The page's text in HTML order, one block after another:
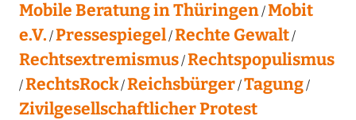
Mobile Beratung in Thüringen Mobit
e.V. Pressespiegel Rechte Gewalt
Rechtsextremismus Rechtspopulismus
RechtsRock Reichsbürger Tagung
Zivilgesellschaftlicher Protest